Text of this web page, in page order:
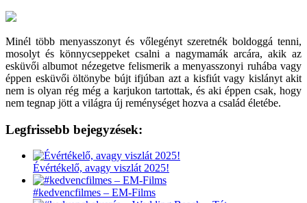
Minél több menyasszonyt és vőlegényt szeretnék boldoggá tenni,
mosolyt és könnycseppeket csalni a nagymamák arcára, akik az
esküvői albumot nézegetve felismerik a menyasszonyi ruhába vagy
éppen esküvői öltönybe bújt ifjúban azt a kisfiút vagy kislányt akit
nem is olyan rég még a karjukon tartottak, és aki éppen csak, hogy
nem tegnap jött a világra új reménységet hozva a család életébe.
Legfrissebb bejegyzések:
Évértékelő, avagy viszlát 2025!
#kedvencfilmes – EM-Films